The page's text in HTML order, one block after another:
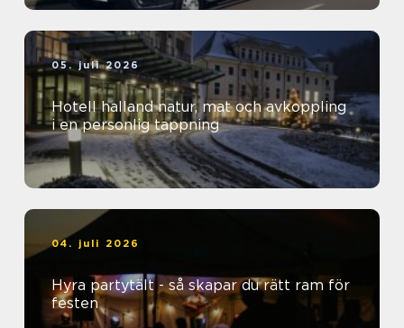
05. juli 2026
Hotell halland natur, mat och avkoppling
i en personlig tappning
04. juli 2026
Hyra partytält - så skapar du rätt ram för
festen